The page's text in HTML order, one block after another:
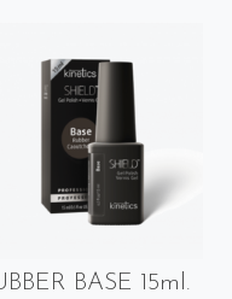
BASE 15ml.